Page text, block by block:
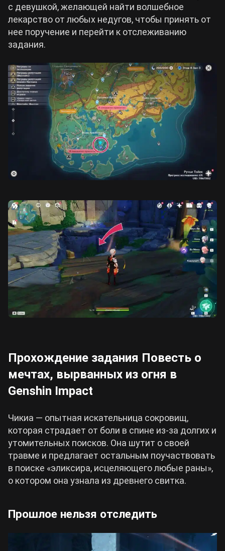
с девушкой, желающей найти волшебное
лекарство от любых недугов, чтобы принять от
нее поручение и перейти к отслеживанию
задания.
Прохождение задания Повесть о
мечтах, вырванных из огня в
Genshin Impact
Чикиа — опытная искательница сокровищ,
которая страдает от боли в спине из-за долгих и
утомительных поисков. Она шутит о своей
травме и предлагает остальным поучаствовать
в поиске «эликсира, исцеляющего любые раны»,
о котором она узнала из древнего свитка.
Прошлое нельзя отследить